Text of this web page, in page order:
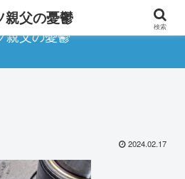
親父の憂鬱
2024.02.17
親父の憂鬱 検索